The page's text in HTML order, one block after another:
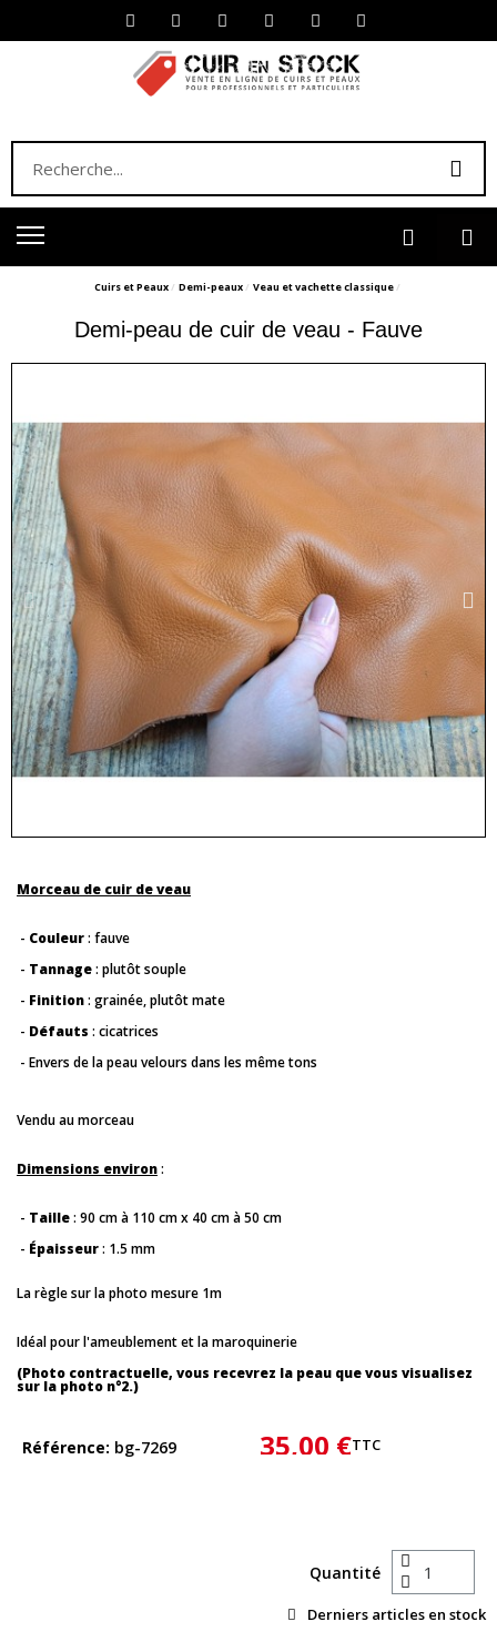
Cuirs et Peaux Demi-peaux Veau et vachette classique
Demi-peau de cuir de veau - Fauve
Morceau de cuir de veau
- Couleur: fauve
- Tannage: plutôt souple
- Finition: grainée, plutôt mate
- Défauts : cicatrices
- Envers de la peau velours dans les même tons
Vendu au morceau
Dimensions environ:
- Taille: 90 cm à 110 cm x 40 cm à 50 cm
- Épaisseur: 1.5 mm
La règle sur la photo mesure 1m
Idéal pour l'ameublement et la maroquinerie
(Photo contractuelle, vous recevrez la peau que vous visualisez
sur la photo n°2.)
Référence bg-7269 35,00 €TTC
Quantité
Derniers articles en stock